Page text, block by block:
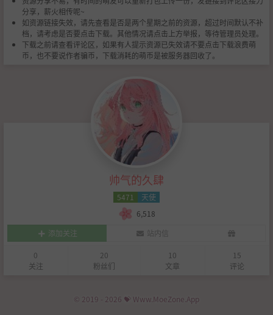
分享，薪火相传呢~
如资源链接失效，请先查看是否是两个星期之前的资源，超过时间默认不补
档，请考虑是否要点击下载。其他情况请点击上方举报，等待管理员处理。
下载之前请查看评论区，如果有人提示资源已失效请不要点击下载浪费萌
币，也不要说作者骗币，下载消耗的萌币是被服务器回收了。
帅气的久肆
5471
天使
6,518
添加关注
站内信
0
关注
20
粉丝们
10
文章
15
评论
© 2019 - 2026 💝 Www.MoeZone.App